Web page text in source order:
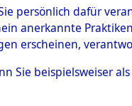
OEYEN, GUSTAV
geb. 23. Juli 1916
Weitere Angaben
persönlich dafür
anerkannte
erscheinen,
Sie beispielsweiser